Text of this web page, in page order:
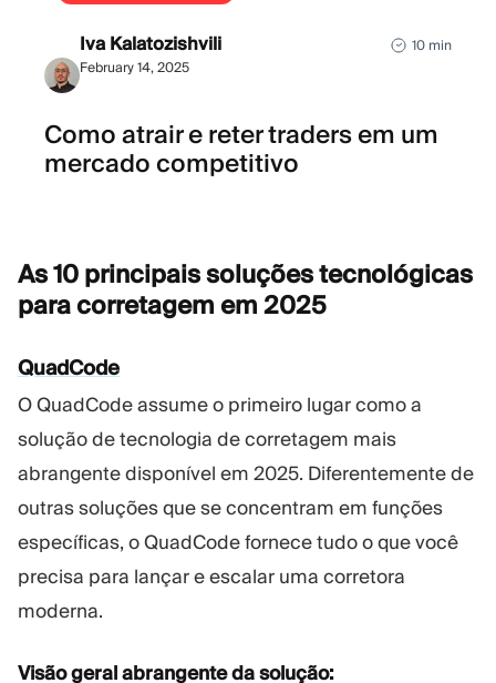
Iva Kalatozishvili
February 14, 2025
10 min
Como atrair e reter traders em um
mercado competitivo
As 10 principais soluções tecnológicas
para corretagem em 2025
QuadCode
O QuadCode assume o primeiro lugar como a
solução de tecnologia de corretagem mais
abrangente disponível em 2025. Diferentemente de
outras soluções que se concentram em funções
específicas, o QuadCode fornece tudo o que você
precisa para lançar e escalar uma corretora
moderna.
Visão geral abrangente da solução: